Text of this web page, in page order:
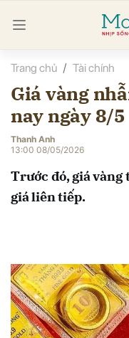
Trang chủ Tài chính
Giá vàng
nay ngày 8/5
Thanh Anh
13:00 08/05/2026
Trước đó, giá vàng
giá liên tiếp.
luận